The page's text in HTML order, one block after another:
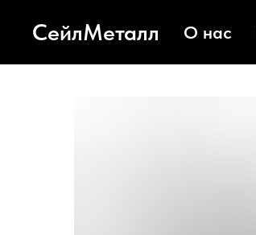
СейлМеталл О нас